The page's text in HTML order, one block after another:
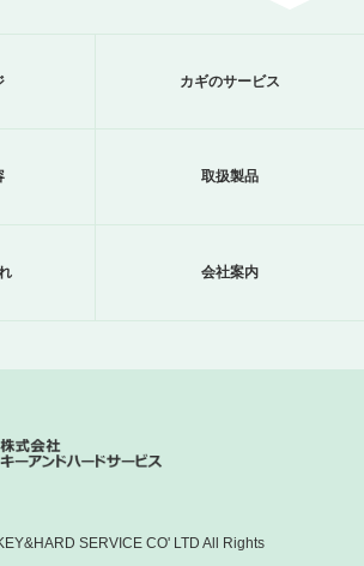
カギのサービス
取扱製品
会社案内
SERVICE CO' LTD All Rights